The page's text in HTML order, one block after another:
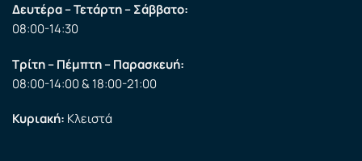
Δευτέρα – Τετάρτη – Σάββατο:
08:00-14:30
Τρίτη – Πέμπτη – Παρασκευή:
08:00-14:00 & 18:00-21:00
Κυριακή: Κλειστά